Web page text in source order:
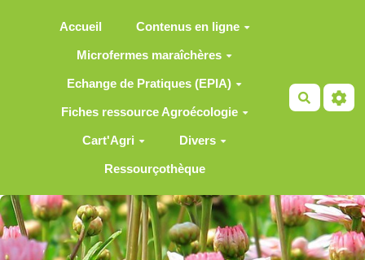
Accueil Contenus en ligne
Microfermes maraîchères
Echange de Pratiques (EPIA)
Fiches ressource Agroécologie
Cart'Agri Divers
Ressourçothèque